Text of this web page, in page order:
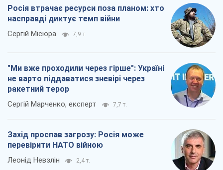
Росія втрачає ресурси поза планом: хто
насправді диктує темп війни
Сергій Місюра 7,9 т.
"Ми вже проходили через гірше": Україні
не варто піддаватися зневірі через
ракетний терор
Сергій Марченко, експерт 7,7 т.
Захід проспав загрозу: Росія може
перевірити НАТО війною
Леонід Невзлін 2,4 т.